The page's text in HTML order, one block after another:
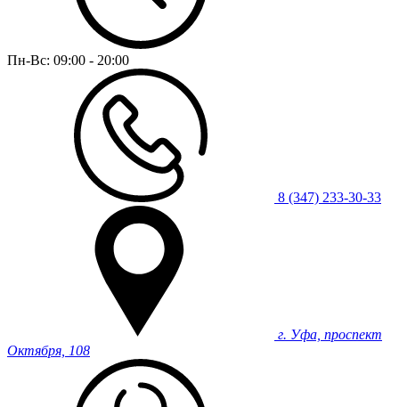
Пн-Вс: 09:00 - 20:00
8 (347) 233-30-33
г. Уфа, проспект
Октября, 108